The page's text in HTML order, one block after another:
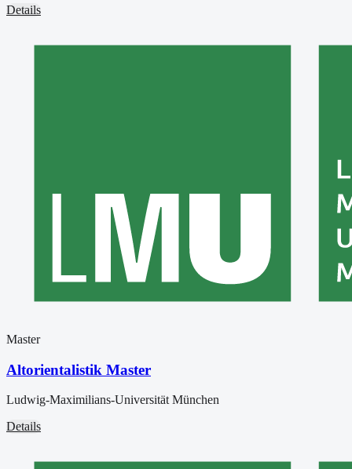
Details
Master
Altorientalistik Master
Ludwig-Maximilians-Universität München
Details